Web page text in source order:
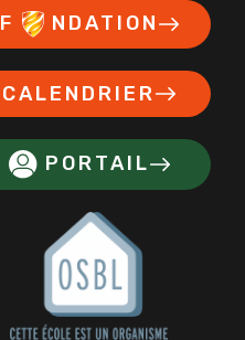
F NDATION
CALENDRIER
PORTAIL